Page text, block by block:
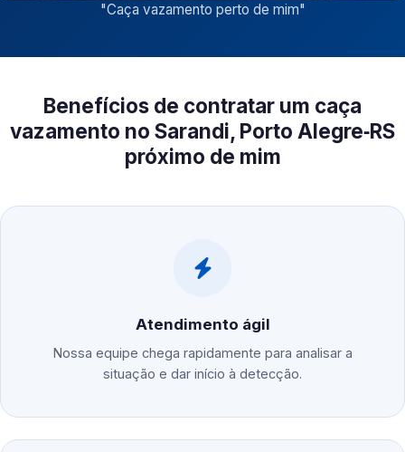
"Caça vazamento perto de mim"
Benefícios de contratar um caça
vazamento no Sarandi, Porto Alegre‑RS
próximo de mim
Atendimento ágil
Nossa equipe chega rapidamente para analisar a
situação e dar início à detecção.